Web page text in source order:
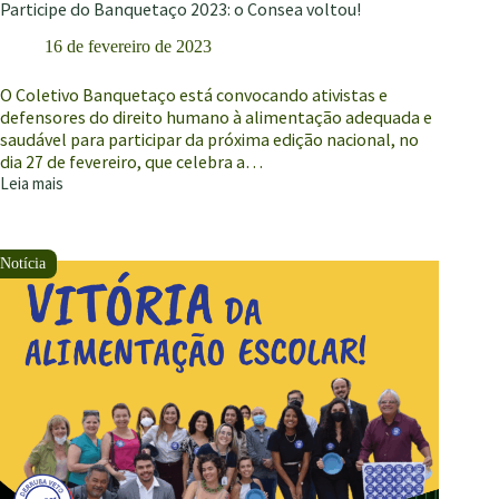
Participe do Banquetaço 2023: o Consea voltou!
16 de fevereiro de 2023
O Coletivo Banquetaço está convocando ativistas e
defensores do direito humano à alimentação adequada e
saudável para participar da próxima edição nacional, no
dia 27 de fevereiro, que celebra a…
Leia mais
Participe
2023:
o
Consea
voltou!